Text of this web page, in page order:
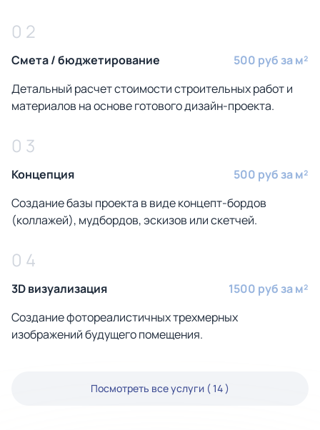
0 2
Смета / бюджетирование
500 руб за м²
Детальный расчет стоимости строительных работ и
материалов на основе готового дизайн-проекта.
0 3
Концепция
500 руб за м²
Создание базы проекта в виде концепт-бордов
(коллажей), мудбордов, эскизов или скетчей.
0 4
3D визуализация
1500 руб за м²
Создание фотореалистичных трехмерных
изображений будущего помещения.
Посмотреть все услуги ( 14 )